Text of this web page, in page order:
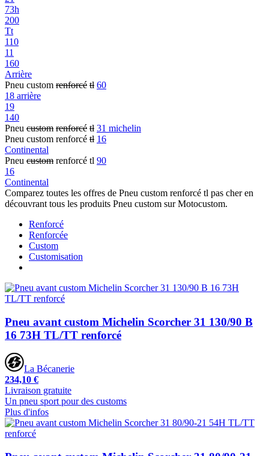
73h
200
Tt
110
11
160
Arrière
Pneu custom renforcé tl 60
18 arrière
19
140
Pneu custom renforcé tl 31 michelin
Pneu custom renforcé tl 16
Continental
Pneu custom renforcé tl 90
16
Continental
Comparez toutes les offres de Pneu custom renforcé tl pas cher en
découvrant tous les produits Pneu custom sur Motocustom.
Renforcé
Renforcée
Custom
Customisation
Pneu avant custom Michelin Scorcher 31 130/90 B
16 73H TL/TT renforcé
La Bécanerie
234,10 €
Livraison gratuite
Un pneu sport pour des customs
Plus d'infos